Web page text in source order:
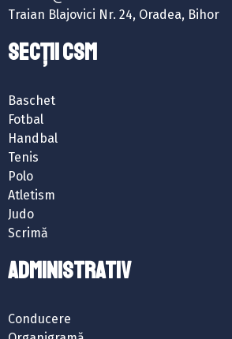
Traian Blajovici Nr. 24, Oradea, Bihor
SECȚII CSM
Baschet
Fotbal
Handbal
Tenis
Polo
Atletism
Judo
Scrimă
ADMINISTRATIV
Conducere